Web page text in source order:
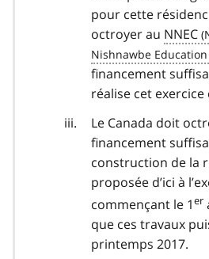
pour cette
octroyer au NNEC
financement
réalise cet
Le Canada doit
financement
construction de la
proposée d’ici à
commençant le 1er
que ces travaux
printemps 2017.